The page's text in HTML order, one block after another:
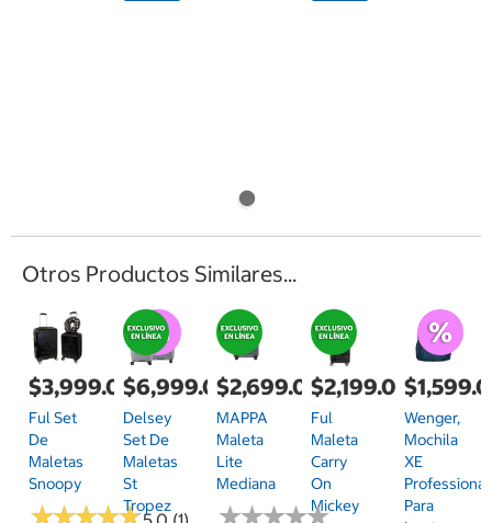
Otros Productos Similares...
$3,999.00
Ful Set
De
Maletas
Snoopy
$6,999.00
Delsey
Set De
Maletas
St
Tropez
$2,699.00
MAPPA
Maleta
Lite
Mediana
$2,199.00
Ful
Maleta
Carry
On
Mickey
Wenger,
Mochila
XE
Professional
Para